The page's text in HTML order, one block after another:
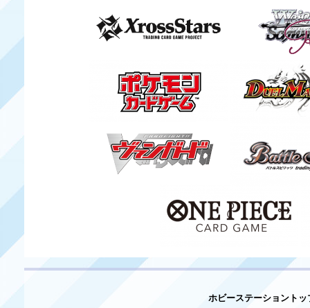
ホビーステーショントッ